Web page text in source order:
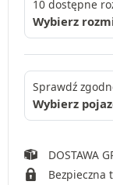
10 dostępne
Wybierz
Sprawdź
Wybierz
DOSTAWA
Bezpieczna